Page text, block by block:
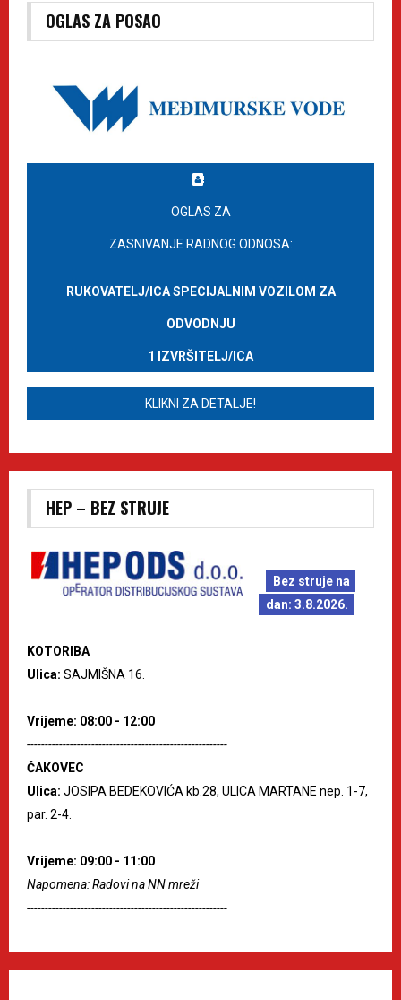
OGLAS ZA POSAO
OGLAS ZA
ZASNIVANJE RADNOG ODNOSA:
RUKOVATELJ/ICA SPECIJALNIM VOZILOM ZA
ODVODNJU
1 IZVRŠITELJ/ICA
KLIKNI ZA DETALJE!
HEP – BEZ STRUJE
Bez struje na
dan: 3.8.2026.
KOTORIBA
Ulica: SAJMIŠNA 16.
Vrijeme: 08:00 - 12:00
--------------------------------------------------------
ČAKOVEC
Ulica: JOSIPA BEDEKOVIĆA kb.28, ULICA MARTANE nep. 1-7,
par. 2-4.
Vrijeme: 09:00 - 11:00
Napomena: Radovi na NN mreži
--------------------------------------------------------